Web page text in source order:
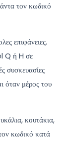
τον κωδικό
επιφάνειες.
Q ή H σε
συσκευασίες
όταν μέρος του
κουτάκια,
κωδικό κατά